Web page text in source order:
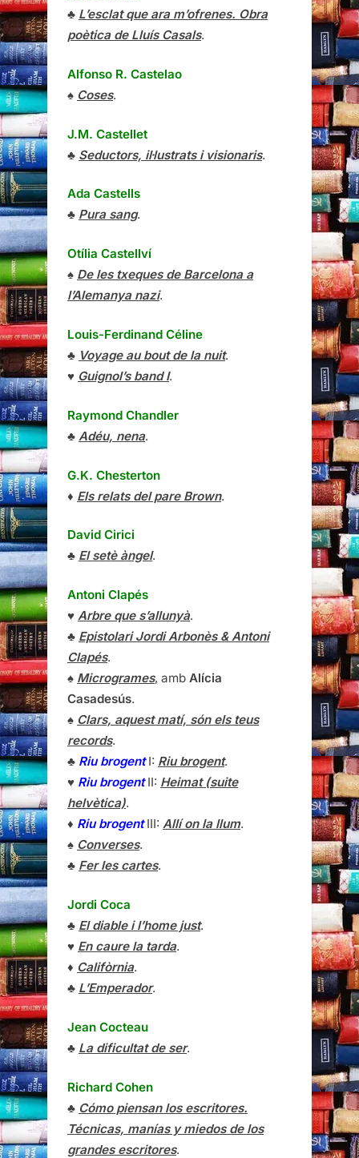
♣ L’esclat que ara m’ofrenes. Obra
poètica de Lluís Casals.
Alfonso R. Castelao
♠ Coses.
J.M. Castellet
♣ Seductors, il·lustrats i visionaris.
Ada Castells
♣ Pura sang.
Otília Castellví
♠ De les txeques de Barcelona a
l’Alemanya nazi.
Louis-Ferdinand Céline
♣ Voyage au bout de la nuit.
♥ Guignol’s band I.
Raymond Chandler
♣ Adéu, nena.
G.K. Chesterton
♦ Els relats del pare Brown.
David Cirici
♣ El setè àngel.
Antoni Clapés
♥ Arbre que s’allunyà.
♣ Epistolari Jordi Arbonès & Antoni
Clapés.
♠ Microgrames, amb Alícia
Casadesús.
♠ Clars, aquest matí, són els teus
records.
♣ Riu brogentI: Riu brogent.
♥ Riu brogentII: Heimat (suite
helvètica).
♦ Riu brogentIII: Allí on la llum.
♠ Converses.
♣ Fer les cartes.
Jordi Coca
♣ El diable i l’home just.
♥ En caure la tarda.
♦ Califòrnia.
♣ L’Emperador.
Jean Cocteau
♣ La dificultat de ser.
Richard Cohen
♣ Cómo piensan los escritores.
Técnicas, manías y miedos de los
grandes escritores.